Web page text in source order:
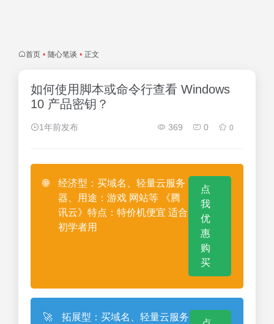
首页 • 随心笔谈 • 正文
如何使用脚本或命令行查看 Windows
10 产品密钥？
1年前发布 369 0 0
🌐
经济型：买域名、轻量云服务
器、用途：游戏 网站等 《腾
讯云》特点：特价机便宜 适合
初学者用
点
我
优
惠
购
买
🚀
拓展型：买域名、轻量云服务